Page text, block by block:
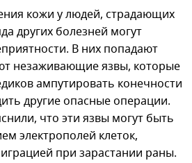
кожи у людей, страдающих
других болезней могут
В них попадают
незаживающие язвы, которые
ампутировать конечности
другие опасные операции.
что эти язвы могут быть
электрополей клеток,
при зарастании раны.